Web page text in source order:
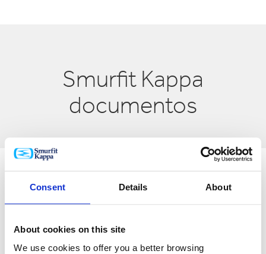
Consent Details About
About cookies on this site
We use cookies to offer you a better browsing
Smurfit Kappa
documentos
MANTÉNTE AL DÍA
Explora Smurfit
Kappa